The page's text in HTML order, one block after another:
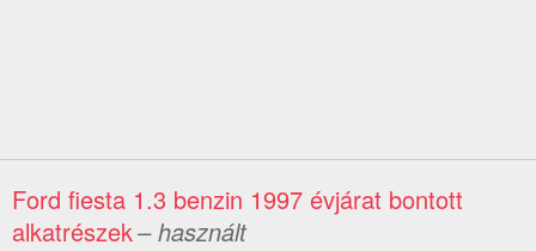
Ford fiesta 1.3 benzin 1997 évjárat bontott
alkatrészek– használt